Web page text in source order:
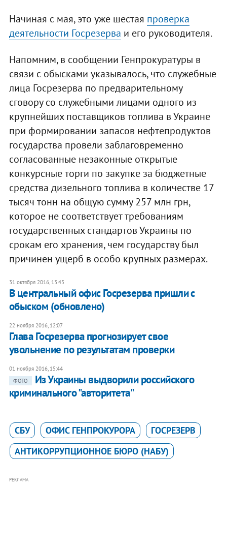
Начиная с мая, это уже шестая проверка
деятельности Госрезерва и его руководителя.
Напомним, в сообщении Генпрокуратуры в
связи с обысками указывалось, что служебные
лица Госрезерва по предварительному
сговору со служебными лицами одного из
крупнейших поставщиков топлива в Украине
при формировании запасов нефтепродуктов
государства провели заблаговременно
согласованные незаконные открытые
конкурсные торги по закупке за бюджетные
средства дизельного топлива в количестве 17
тысяч тонн на общую сумму 257 млн грн,
которое не соответствует требованиям
государственных стандартов Украины по
срокам его хранения, чем государству был
причинен ущерб в особо крупных размерах.
31 октября 2016, 13:45
В центральный офис Госрезерва пришли с
обыском (обновлено)
22 ноября 2016, 12:07
Глава Госрезерва прогнозирует свое
увольнение по результатам проверки
01 ноября 2016, 15:44
ФОТО
Из Украины выдворили российского
криминального "авторитета"
СБУ ОФИС ГЕНПРОКУРОРА
ГОСРЕЗЕРВ
АНТИКОРРУПЦИОННОЕ БЮРО (НАБУ)
РЕКЛАМА